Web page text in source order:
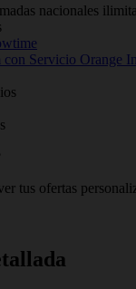
nacionales
con Servicio Orange
tus ofertas